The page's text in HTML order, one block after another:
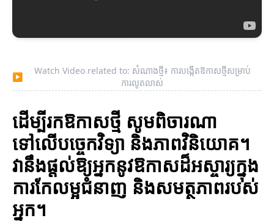
▶
Watch Video related to: សំណាងថ្មី៖ ការបង្កើតឱកាសថ្មីសម្រាប់
ការលូតលាស់
ដើម្បីរកឱកាសថ្មី សូមពិចារណា
ទៅលើបច្ចេកវិទ្យា និងភាពវិនិយោគ។
វានឹងផ្តល់ឱ្យអ្នកនូវឱកាសដ៏អស្ចារ្យក្នុង
ការកែលម្អជំនាញ និងសមត្ថភាពរបស់
អ្នក។